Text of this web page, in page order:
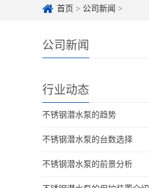
首页 > 公司新闻 >
公司新闻
行业动态
不锈钢潜水泵的趋势
不锈钢潜水泵的台数选择
不锈钢潜水泵的前景分析